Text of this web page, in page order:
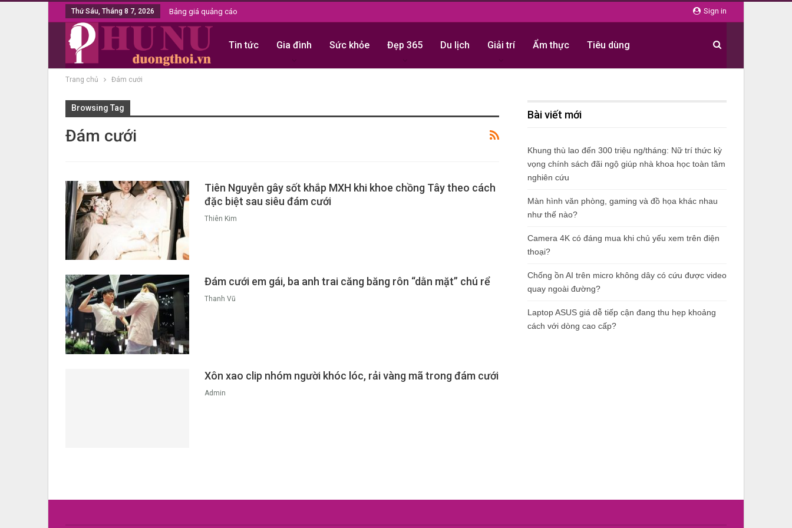
Sign in
Thứ Sáu, Tháng 8 7, 2026 Bảng giá quảng cáo
Tin tức Gia đình Sức khỏe Đẹp 365 Du lịch Giải trí Ẩm thực Tiêu dùng
Trang chủ Đám cưới
Browsing Tag
Đám cưới
Tiên Nguyễn gây sốt khắp MXH khi khoe chồng Tây theo cách
đặc biệt sau siêu đám cưới
Thiên Kim
Đám cưới em gái, ba anh trai căng băng rôn “dằn mặt” chú rể
Thanh Vũ
Xôn xao clip nhóm người khóc lóc, rải vàng mã trong đám cưới
Admin
Bài viết mới
Khung thù lao đến 300 triệu ng/tháng: Nữ trí thức kỳ
vọng chính sách đãi ngộ giúp nhà khoa học toàn tâm
nghiên cứu
Màn hình văn phòng, gaming và đồ họa khác nhau
như thế nào?
Camera 4K có đáng mua khi chủ yếu xem trên điện
thoại?
Chống ồn AI trên micro không dây có cứu được video
quay ngoài đường?
Laptop ASUS giá dễ tiếp cận đang thu hẹp khoảng
cách với dòng cao cấp?